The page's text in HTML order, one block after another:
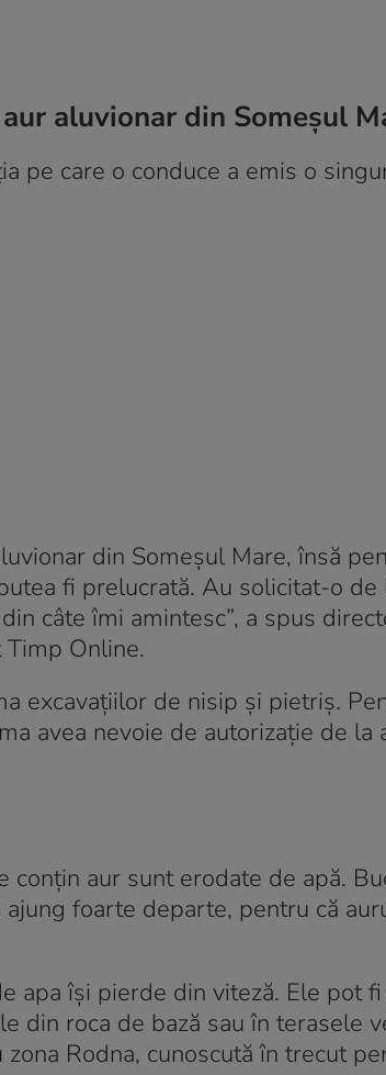
aluvionar din Someșul
pe care o conduce a emis o
din Someșul Mare, însă
fi prelucrată. Au solicitat-o de
câte îmi amintesc”, a spus
Online.
excavațiilor de nisip și pietriș.
avea nevoie de autorizație de la
conțin aur sunt erodate de apă.
foarte departe, pentru că
apa își pierde din viteză. Ele pot
din roca de bază sau în terasele
Rodna, cunoscută în trecut